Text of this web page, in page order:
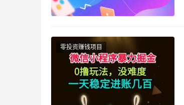
零投资赚钱项目